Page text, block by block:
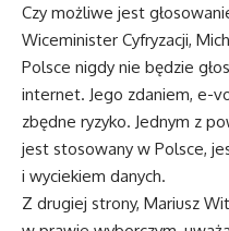
Czy możliwe jest
Wiceminister Cyfryzacji,
Polsce nigdy nie będzie
internet. Jego zdaniem, e-
zbędne ryzyko. Jednym z
jest stosowany w Polsce,
i wyciekiem danych.
Z drugiej strony, Mariusz